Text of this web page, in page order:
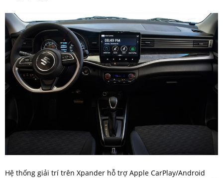
Hệ thống giải trí trên Xpander hỗ trợ Apple CarPlay/Android